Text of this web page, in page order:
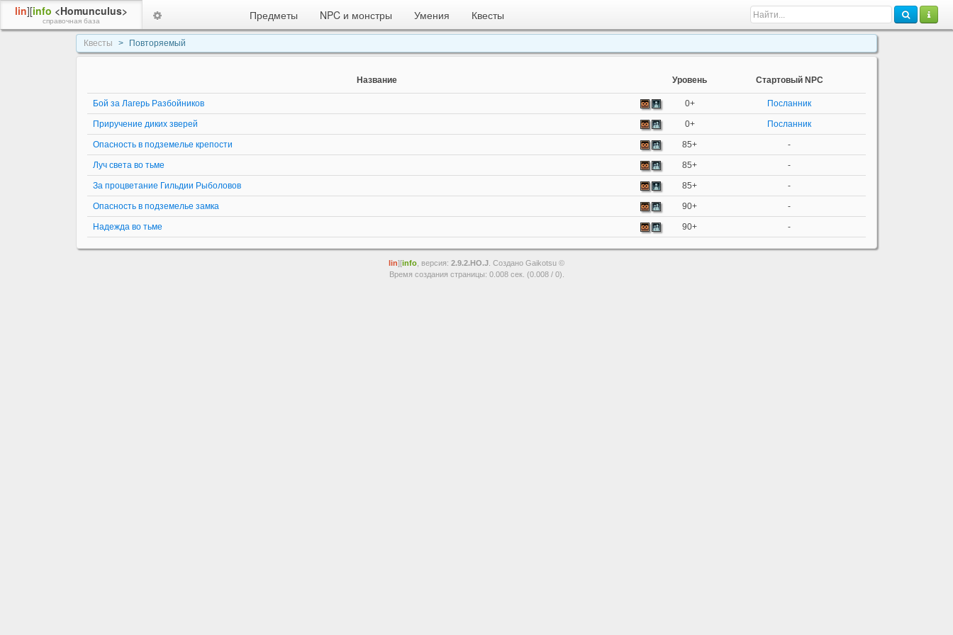
lin][info <Homunculus>
справочная база Предметы NPC и монстры Умения Квесты
Квесты Повторяемый
Название Уровень Стартовый NPC
Бой за Лагерь Разбойников 0+ Посланник
Приручение диких зверей 0+ Посланник
Опасность в подземелье крепости 85+ -
Луч света во тьме 85+ -
За процветание Гильдии Рыболовов 85+ -
Опасность в подземелье замка 90+ -
Надежда во тьме 90+ -
lin][info , версия: 2.9.2.HO.J . Создано Gaikotsu ©
Время создания страницы: 0.008 сек. (0.008 / 0).